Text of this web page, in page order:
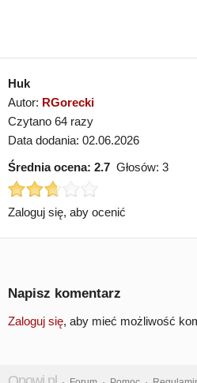
Huk
Autor: RGorecki
Czytano 64 razy
Data dodania: 02.06.2026
Średnia ocena: 2.7 Głosów: 3
Zaloguj się, aby ocenić
Napisz komentarz
Zaloguj się, aby mieć możliwość